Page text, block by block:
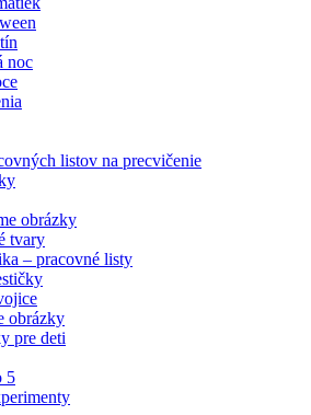
noc
listov na precvičenie
obrázky
tvary
– pracovné listy
obrázky
pre deti
5